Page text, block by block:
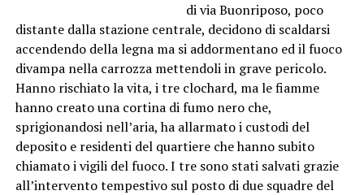
di via Buonriposo, poco
distante dalla stazione centrale, decidono di scaldarsi
accendendo della legna ma si addormentano ed il fuoco
divampa nella carrozza mettendoli in grave pericolo.
Hanno rischiato la vita, i tre clochard, ma le fiamme
hanno creato una cortina di fumo nero che,
sprigionandosi nell’aria, ha allarmato i custodi del
deposito e residenti del quartiere che hanno subito
chiamato i vigili del fuoco. I tre sono stati salvati grazie
all’intervento tempestivo sul posto di due squadre del